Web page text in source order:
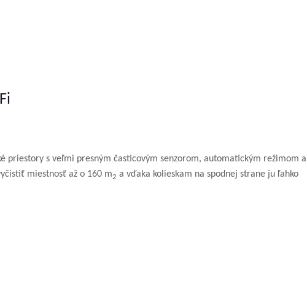
priestory s veľmi presným časticovým senzorom, automatickým režimom a
miestnosť až o 160 m2 a vďaka kolieskam na spodnej strane ju ľahko